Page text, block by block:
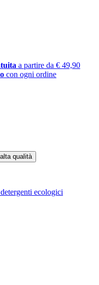
a partire da € 49,90
con ogni ordine
ecologici